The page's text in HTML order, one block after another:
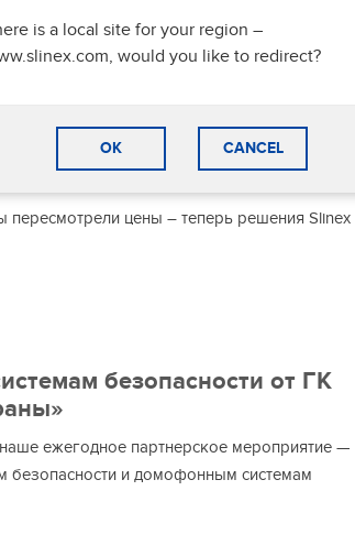
доступно.
на оборудование Slinex –
цены – теперь решения Slinex
безопасности от ГК
наше ежегодное партнерское мероприятие —
безопасности и домофонным системам
is a local site for your region –
would you like to redirect?
OK CANCEL